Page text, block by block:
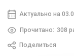
Актуально на
Прочитано: 308
Поделиться